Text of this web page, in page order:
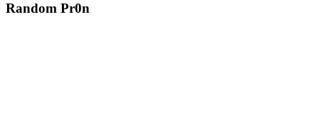
Random Pr0n